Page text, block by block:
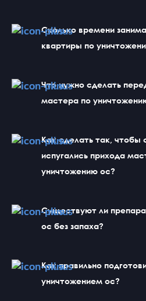
Сколько времени
квартиры по
Что нужно сделать
мастера по
Как сделать так, чтобы
испугались прихода
уничтожению ос?
Существуют ли
ос без запаха?
Как правильно
уничтожением ос?